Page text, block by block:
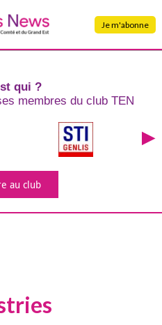
Je m'abonne
qui ?
membres du club TEN
au club